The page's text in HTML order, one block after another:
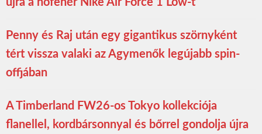
Penny és Raj után egy gigantikus szörnyként
tért vissza valaki az Agymenők legújabb spin-
offjában
A Timberland FW26-os Tokyo kollekciója
flanellel, kordbársonnyal és bőrrel gondolja újra